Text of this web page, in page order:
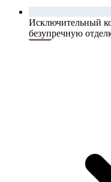
Исключительный
безупречную